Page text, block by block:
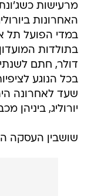
מרעישות
האחרונות
במדי הפועל תל
דולר, חתם
בכל הנוגע
שעד לאחרונה
יורוליג, ביניהן
שושבין העסקה